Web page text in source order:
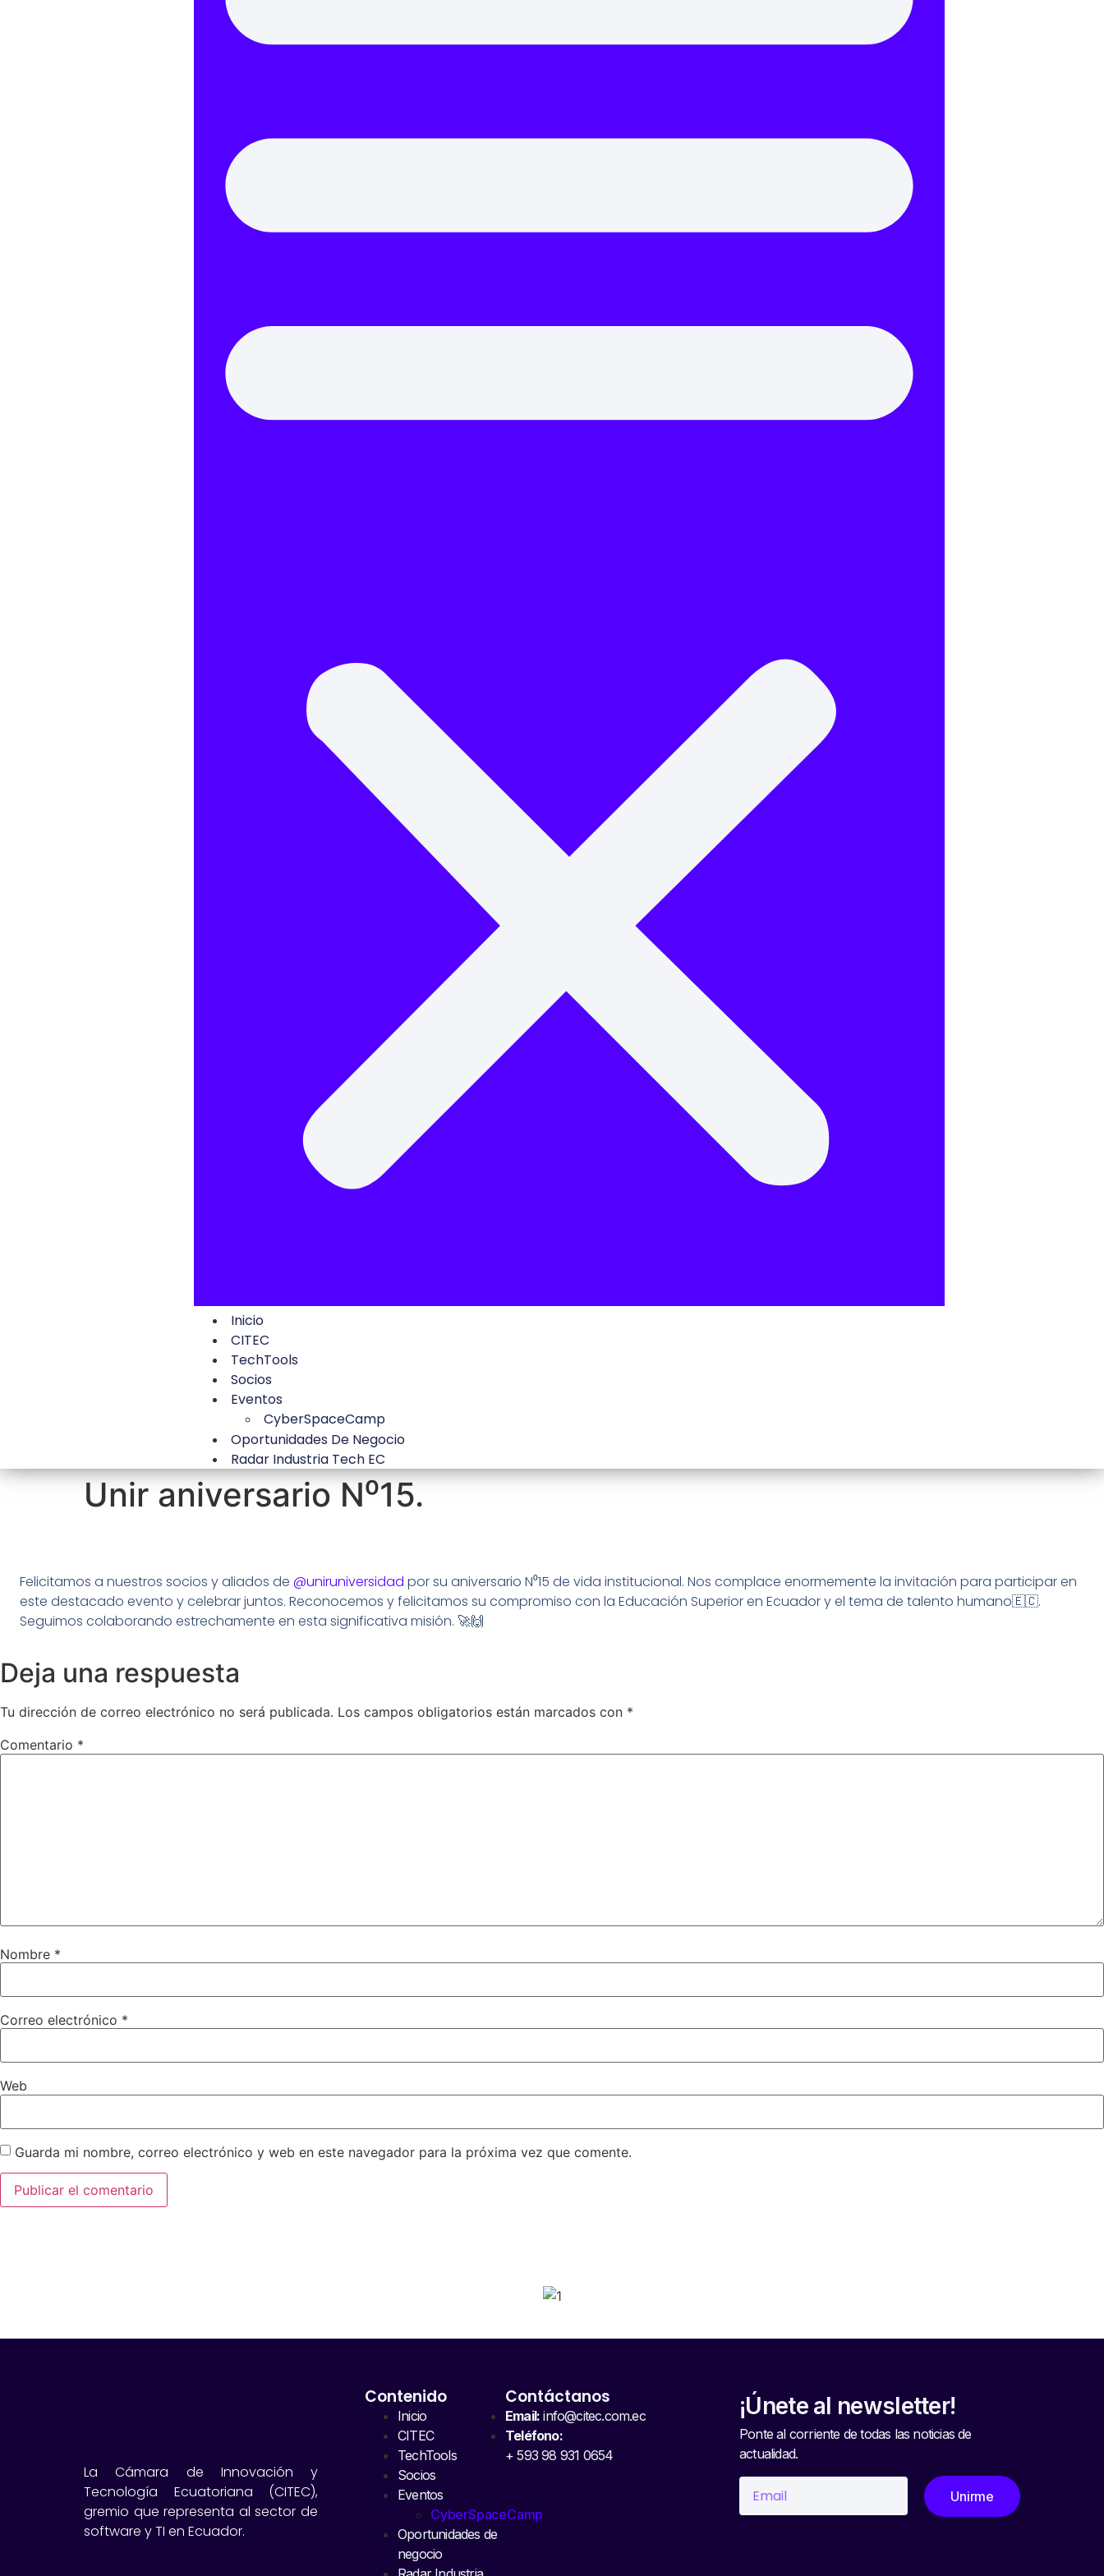
Inicio
CITEC
TechTools
Socios
Eventos
CyberSpaceCamp
Oportunidades De Negocio
Radar Industria Tech EC
Unir aniversario N⁰15.
Felicitamos a nuestros socios y aliados de @uniruniversidad por su aniversario N⁰15 de vida institucional. Nos complace enormemente la invitación para participar en
este destacado evento y celebrar juntos. Reconocemos y felicitamos su compromiso con la Educación Superior en Ecuador y el tema de talento humano🇪🇨.
Seguimos colaborando estrechamente en esta significativa misión. 🚀🙌
Deja una respuesta
Tu dirección de correo electrónico no será publicada. Los campos obligatorios están marcados con *
Comentario *
Nombre *
Correo electrónico *
Web
Guarda mi nombre, correo electrónico y web en este navegador para la próxima vez que comente.
La Cámara de Innovación y
Tecnología Ecuatoriana (CITEC),
gremio que representa al sector de
software y TI en Ecuador.
Contenido
Inicio
CITEC
TechTools
Socios
Eventos
CyberSpaceCamp
Oportunidades de
negocio
Contáctanos
Email: info@citec.com.ec
Teléfono:
+ 593 98 931 0654
¡Únete al newsletter!
Ponte al corriente de todas las noticias de
actualidad.
Unirme